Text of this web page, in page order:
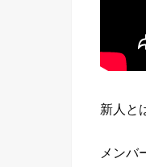
新人と
メンバ